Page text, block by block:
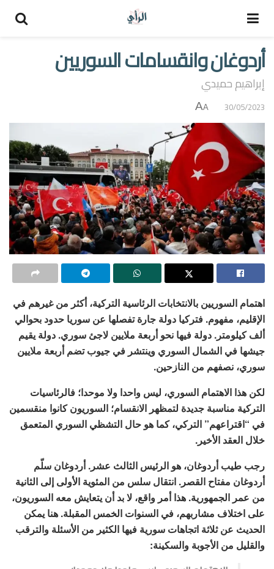
أردوغان وانقسامات السوريين
إبراهيم حميدي
30/05/2023
A
A
اهتمام السوريين بالانتخابات الرئاسية التركية، أكثر من غيرهم في
الإقليم، مفهوم. فتركيا دولة جارة تفصلها عن سوريا حدود بحوالي
ألف كيلومتر. دولة فيها نحو أربعة ملايين لاجئ سوري. دولة يقيم
جيشها في الشمال السوري وينتشر في جيوب تضم أربعة ملايين
سوري، نصفهم من النازحين.
لكن هذا الاهتمام السوري، ليس واحدا ولا موحدا؛ فالرئاسيات
التركية مناسبة جديدة لتمظهر الانقسام؛ السوريون كانوا منقسمين
في “اقتراعهم” التركي، كما هو حال التشظي السوري المتعمق
خلال العقد الأخير.
رجب طيب أردوغان، هو الرئيس الثالث عشر. أردوغان سلّم
أردوغان مفتاح القصر. انتقال سلس من المئوية الأولى إلى الثانية
من عمر الجمهورية. هذا أمر واقع، لا بد أن يتعايش معه السوريون،
على اختلاف مشاربهم، في السنوات الخمس المقبلة. هنا يمكن
الحديث عن ثلاثة اتجاهات سورية فيها الكثير من الأسئلة والترقب
والقليل من الأجوبة والسكينة: